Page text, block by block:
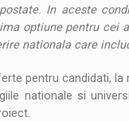
In aceste
optiune pentru
nationala care
pentru candidati,
nationale si